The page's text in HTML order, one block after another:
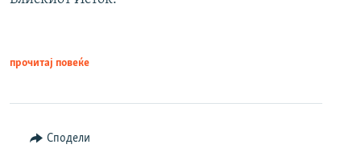
прочитај повеќе
Сподели